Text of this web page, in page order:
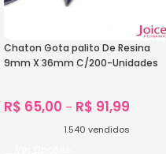
Chaton Gota palito De Resina
9mm X 36mm C/200-Unidades
R$ 65,00 – R$ 91,99
1.540 vendidos